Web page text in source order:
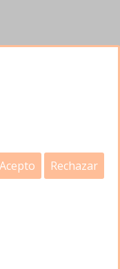
Reservados.
Acepto Rechazar